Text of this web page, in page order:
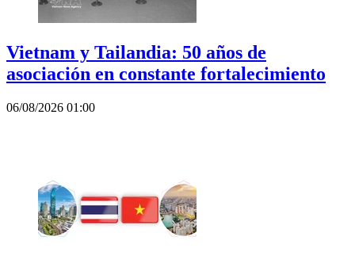
Vietnam y Tailandia: 50 años de
asociación en constante fortalecimiento
06/08/2026 01:00